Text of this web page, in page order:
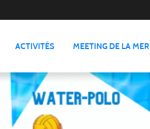
ACTIVITÉS MEETING DE LA MER